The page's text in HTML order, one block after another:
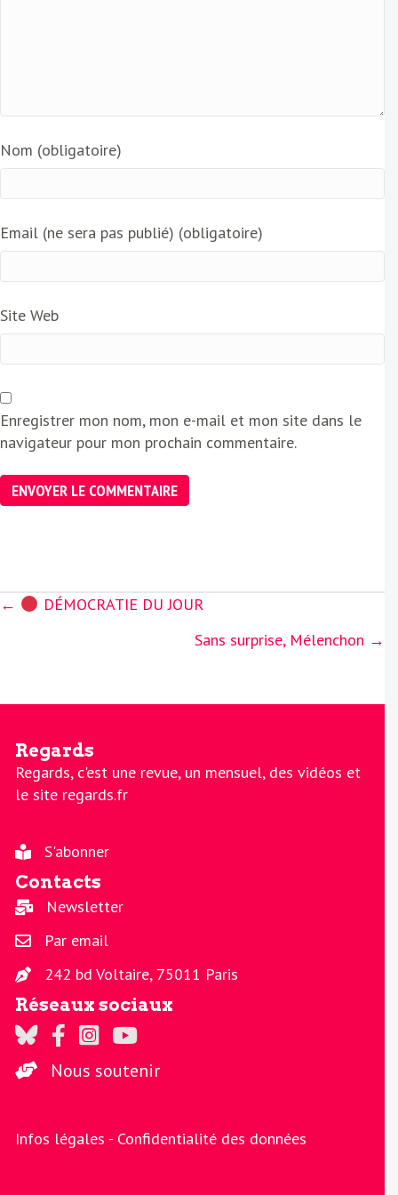
Nom (obligatoire)
Email (ne sera pas publié) (obligatoire)
Site Web
Enregistrer mon nom, mon e-mail et mon site dans le
navigateur pour mon prochain commentaire.
Posts
←
DÉMOCRATIE DU JOUR
Sans surprise, Mélenchon →
Regards
Regards, c'est une revue, un mensuel, des vidéos et
le site regards.fr
S'abonner
Contacts
Newsletter
Par email
242 bd Voltaire, 75011 Paris
Réseaux sociaux
Regards sur Twitter
Regards sur Facebook
Regards sur Instagram
La chaine Regards sur Youtube
Nous soutenir
Infos légales - Confidentialité des données